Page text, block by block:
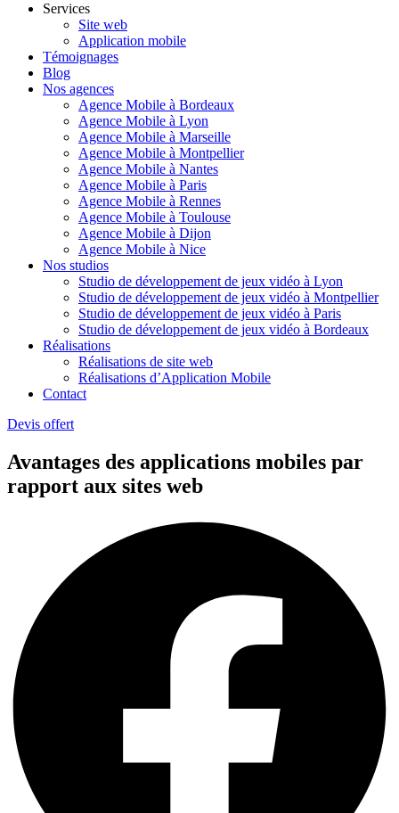
Services
Site web
Application mobile
Témoignages
Blog
Nos agences
Agence Mobile à Bordeaux
Agence Mobile à Lyon
Agence Mobile à Marseille
Agence Mobile à Montpellier
Agence Mobile à Nantes
Agence Mobile à Paris
Agence Mobile à Rennes
Agence Mobile à Toulouse
Agence Mobile à Dijon
Agence Mobile à Nice
Nos studios
Studio de développement de jeux vidéo à Lyon
Studio de développement de jeux vidéo à Montpellier
Studio de développement de jeux vidéo à Paris
Studio de développement de jeux vidéo à Bordeaux
Réalisations
Réalisations de site web
Réalisations d’Application Mobile
Contact
Devis offert
Avantages des applications mobiles par
rapport aux sites web